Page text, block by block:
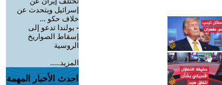
إسرائيل ويتحدث عن
خلاف حكو ...
- بولندا تدعو إلى
إسقاط الصواريخ
الروسية
المزيد.....
احدث الأخبار المهمة